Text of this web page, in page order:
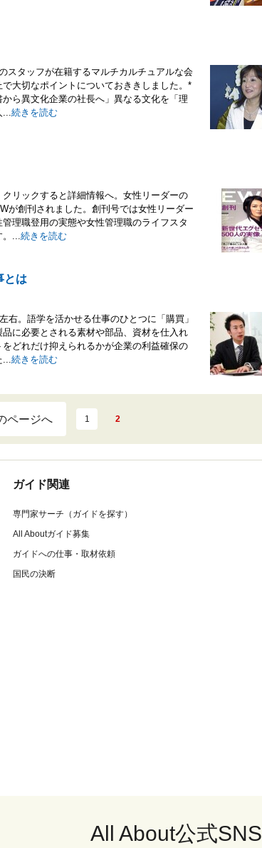
スタッフが在籍するマルチカルチュアルな会
大切なポイントについておききしました。*
ら異文化企業の社長へ」異なる文化を「理
...続きを読む
リックすると詳細情報へ。女性リーダーの
が創刊されました。創刊号では女性リーダー
理職登用の実態や女性管理職のライフスタ
。...続きを読む
とは
右。語学を活かせる仕事のひとつに「購買」
に必要とされる素材や部品、資材を仕入れ
どれだけ抑えられるかが企業の利益確保の
...続きを読む
ページへ 1 2
ガイド関連
専門家サーチ（ガイドを探す）
All Aboutガイド募集
ガイドへの仕事・取材依頼
国民の決断
All About公式SNS